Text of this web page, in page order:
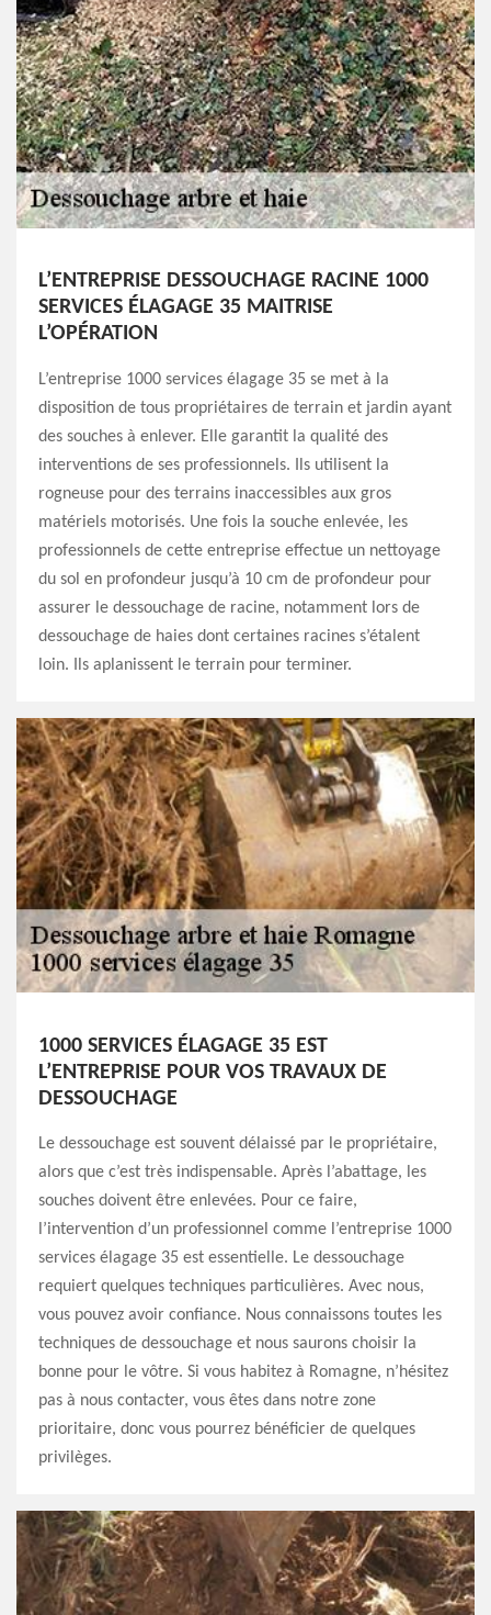
L’ENTREPRISE DESSOUCHAGE RACINE 1000
SERVICES ÉLAGAGE 35 MAITRISE
L’OPÉRATION
L’entreprise 1000 services élagage 35 se met à la
disposition de tous propriétaires de terrain et jardin ayant
des souches à enlever. Elle garantit la qualité des
interventions de ses professionnels. Ils utilisent la
rogneuse pour des terrains inaccessibles aux gros
matériels motorisés. Une fois la souche enlevée, les
professionnels de cette entreprise effectue un nettoyage
du sol en profondeur jusqu’à 10 cm de profondeur pour
assurer le dessouchage de racine, notamment lors de
dessouchage de haies dont certaines racines s’étalent
loin. Ils aplanissent le terrain pour terminer.
1000 SERVICES ÉLAGAGE 35 EST
L’ENTREPRISE POUR VOS TRAVAUX DE
DESSOUCHAGE
Le dessouchage est souvent délaissé par le propriétaire,
alors que c’est très indispensable. Après l’abattage, les
souches doivent être enlevées. Pour ce faire,
l’intervention d’un professionnel comme l’entreprise 1000
services élagage 35 est essentielle. Le dessouchage
requiert quelques techniques particulières. Avec nous,
vous pouvez avoir confiance. Nous connaissons toutes les
techniques de dessouchage et nous saurons choisir la
bonne pour le vôtre. Si vous habitez à Romagne, n’hésitez
pas à nous contacter, vous êtes dans notre zone
prioritaire, donc vous pourrez bénéficier de quelques
privilèges.